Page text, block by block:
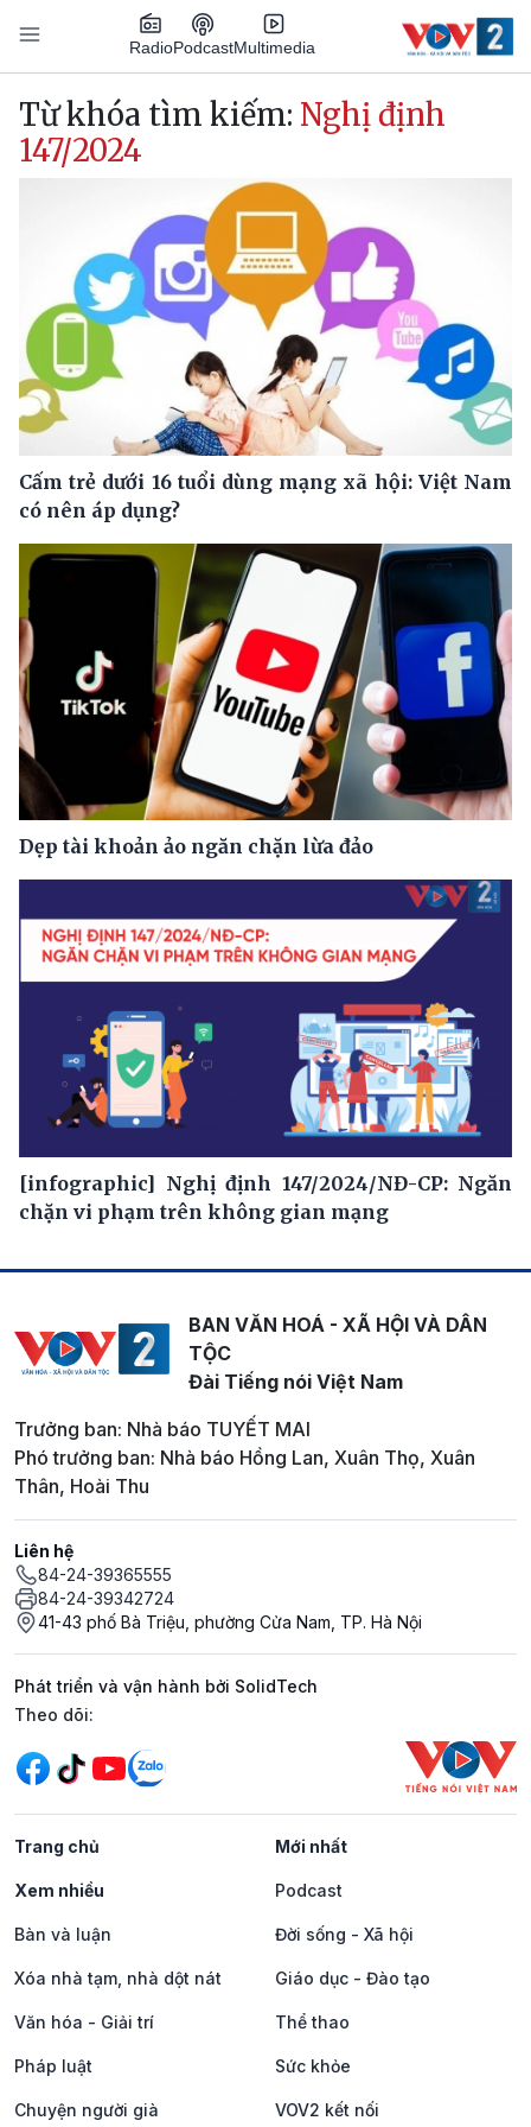
Nhảy đến nội dung
RadioPodcastMultimedia
Main navigation
Từ khóa tìm kiếm: Nghị định
147/2024
Cấm trẻ dưới 16 tuổi dùng mạng xã hội: Việt Nam
có nên áp dụng?
Dẹp tài khoản ảo ngăn chặn lừa đảo
[infographic] Nghị định 147/2024/NĐ-CP: Ngăn
chặn vi phạm trên không gian mạng
BAN VĂN HOÁ - XÃ HỘI VÀ DÂN
TỘC
Đài Tiếng nói Việt Nam
Trưởng ban: Nhà báo TUYẾT MAI
Phó trưởng ban: Nhà báo Hồng Lan, Xuân Thọ, Xuân
Thân, Hoài Thu
Liên hệ
84-24-39365555
84-24-39342724
41-43 phố Bà Triệu, phường Cửa Nam, TP. Hà Nội
Phát triển và vận hành bởi SolidTech
Mạng xã hội
Theo dõi:
Trang chủ Mới nhất
Xem nhiều Podcast
Bàn và luận Đời sống - Xã hội
Xóa nhà tạm, nhà dột nát Giáo dục - Đào tạo
Văn hóa - Giải trí Thể thao
Pháp luật Sức khỏe
Chuyện người già VOV2 kết nối